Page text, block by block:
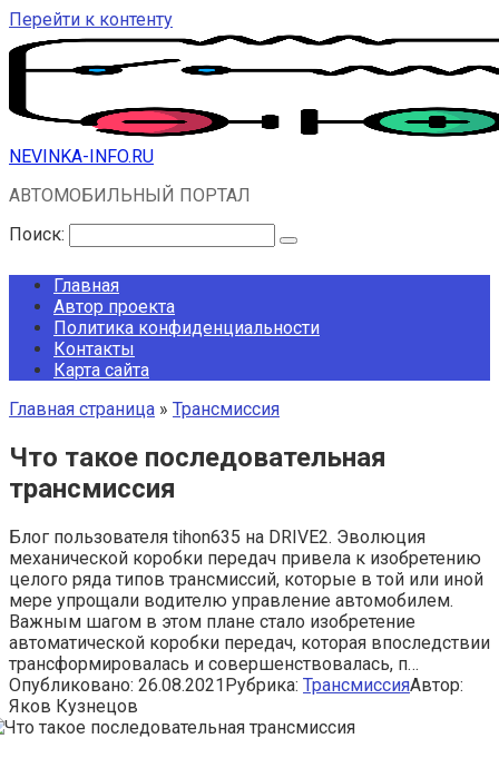
Перейти к контенту
NEVINKA-INFO.RU
АВТОМОБИЛЬНЫЙ ПОРТАЛ
Поиск:
Главная
Автор проекта
Политика конфиденциальности
Контакты
Карта сайта
Главная страница » Трансмиссия
Что такое последовательная
трансмиссия
Блог пользователя tihon635 на DRIVE2. Эволюция
механической коробки передач привела к изобретению
целого ряда типов трансмиссий, которые в той или иной
мере упрощали водителю управление автомобилем.
Важным шагом в этом плане стало изобретение
автоматической коробки передач, которая впоследствии
трансформировалась и совершенствовалась, п…
Опубликовано: 26.08.2021Рубрика: ТрансмиссияАвтор:
Яков Кузнецов